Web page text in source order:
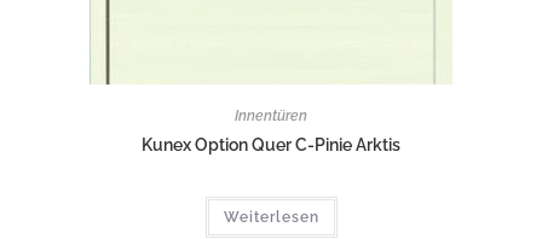
Innentüren
Kunex Option Quer C-Pinie Arktis
Weiterlesen